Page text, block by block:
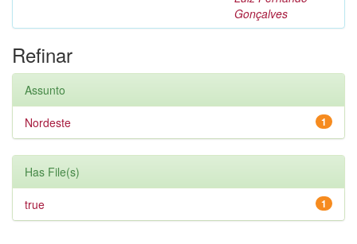
Gonçalves
Refinar
Assunto
1
Nordeste
Has File(s)
1
true